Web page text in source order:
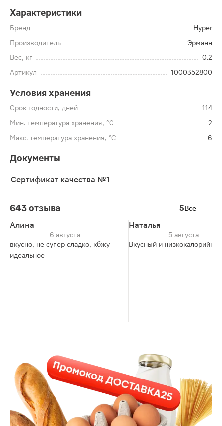
Характеристики
Бренд
Hyper
Производитель
Эрманн
Вес, кг
0.2
Артикул
1000352800
Условия хранения
Срок годности, дней
114
Мин. температура хранения, °C
2
Макс. температура хранения, °C
6
Документы
Сертификат качества №1
643 отзыва 5Все
Алина
6 августа
вкусно, не супер сладко, кбжу
идеальное
Наталья
5 августа
Вкусный и